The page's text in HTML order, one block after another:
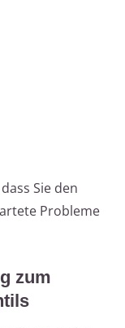
Sie den
Probleme
zum